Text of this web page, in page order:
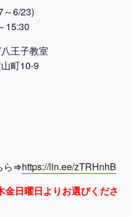
～6/23)
15:30
王子教室
町10-9
ら⇒https://lin.ee/zTRHnhB
日曜日よりお選びくださ